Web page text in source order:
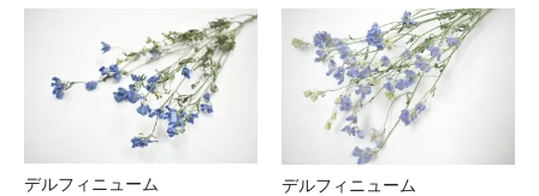
デルフィニューム
デルフィニューム